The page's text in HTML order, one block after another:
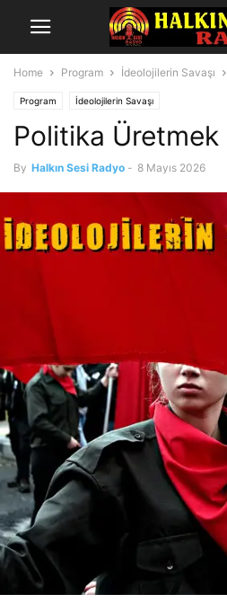
Home Program İdeolojilerin Savaşı
Program İdeolojilerin Savaşı
Politika Üretmek
By Halkın Sesi Radyo - 8 Mayıs 2026